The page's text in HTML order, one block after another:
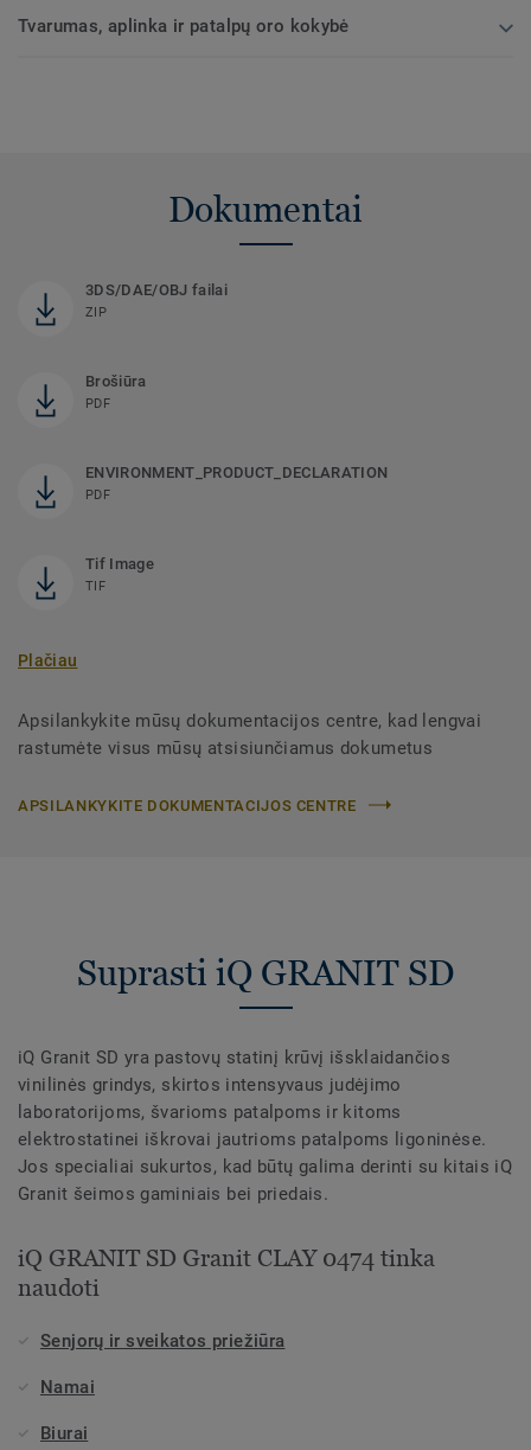
Tvarumas, aplinka ir patalpų oro kokybė
Dokumentai
3DS/DAE/OBJ failai
ZIP
Brošiūra
PDF
ENVIRONMENT_PRODUCT_DECLARATION
PDF
Tif Image
TIF
Plačiau
Apsilankykite mūsų dokumentacijos centre, kad lengvai
rastumėte visus mūsų atsisiunčiamus dokumetus
APSILANKYKITE DOKUMENTACIJOS CENTRE
Suprasti iQ GRANIT SD
iQ Granit SD yra pastovų statinį krūvį išsklaidančios
vinilinės grindys, skirtos intensyvaus judėjimo
laboratorijoms, švarioms patalpoms ir kitoms
elektrostatinei iškrovai jautrioms patalpoms ligoninėse.
Jos specialiai sukurtos, kad būtų galima derinti su kitais iQ
Granit šeimos gaminiais bei priedais.
iQ GRANIT SD Granit CLAY 0474 tinka
naudoti
Senjorų ir sveikatos priežiūra
Namai
Biurai